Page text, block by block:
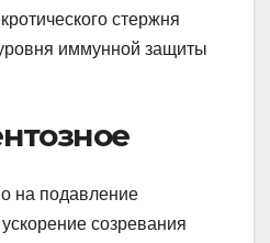
стержня
иммунной защиты
на подавление
созревания